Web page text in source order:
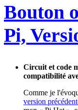
Bouton
Pi,
Circuit et code
compatibilité
Comme je
version